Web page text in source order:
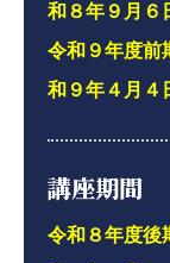
和８年９月６
令和９年度前
和９年４月４
講座期間
令和８年度後